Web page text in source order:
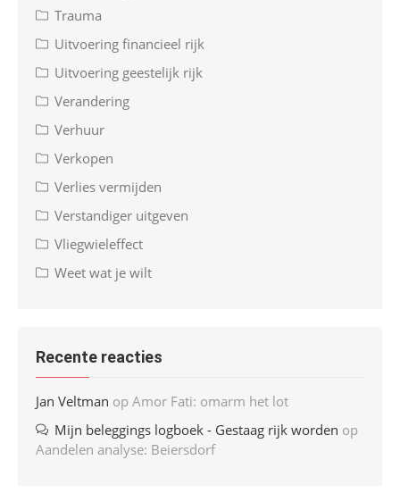
Trauma
Uitvoering financieel rijk
Uitvoering geestelijk rijk
Verandering
Verhuur
Verkopen
Verlies vermijden
Verstandiger uitgeven
Vliegwieleffect
Weet wat je wilt
Recente reacties
Jan Veltman op Amor Fati: omarm het lot
Mijn beleggings logboek - Gestaag rijk worden op
Aandelen analyse: Beiersdorf